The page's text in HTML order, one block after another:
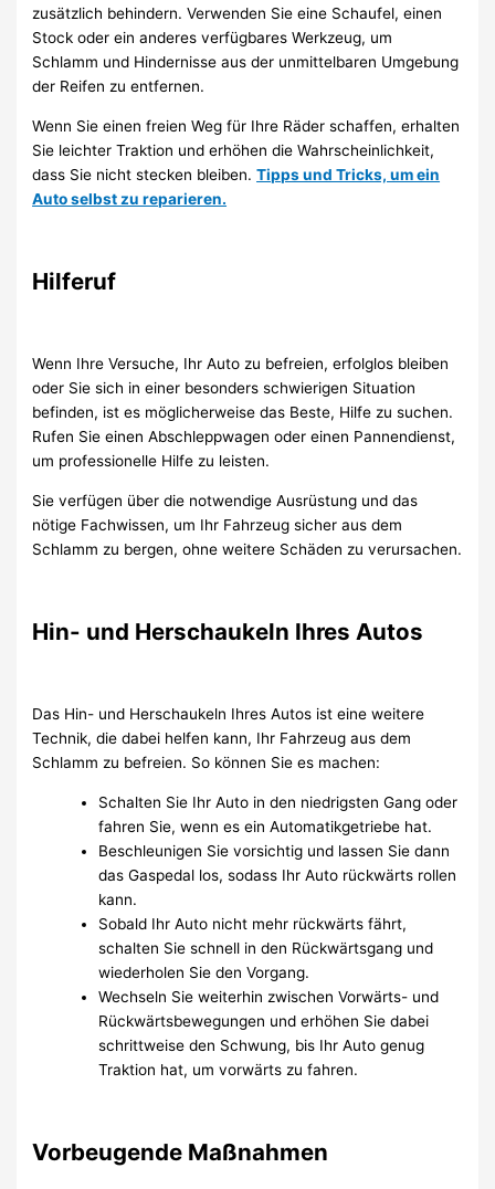
zusätzlich behindern. Verwenden Sie eine Schaufel, einen
Stock oder ein anderes verfügbares Werkzeug, um
Schlamm und Hindernisse aus der unmittelbaren Umgebung
der Reifen zu entfernen.
Wenn Sie einen freien Weg für Ihre Räder schaffen, erhalten
Sie leichter Traktion und erhöhen die Wahrscheinlichkeit,
dass Sie nicht stecken bleiben.Tipps und Tricks, um ein
Auto selbst zu reparieren.
Hilferuf
Wenn Ihre Versuche, Ihr Auto zu befreien, erfolglos bleiben
oder Sie sich in einer besonders schwierigen Situation
befinden, ist es möglicherweise das Beste, Hilfe zu suchen.
Rufen Sie einen Abschleppwagen oder einen Pannendienst,
um professionelle Hilfe zu leisten.
Sie verfügen über die notwendige Ausrüstung und das
nötige Fachwissen, um Ihr Fahrzeug sicher aus dem
Schlamm zu bergen, ohne weitere Schäden zu verursachen.
Hin- und Herschaukeln Ihres Autos
Das Hin- und Herschaukeln Ihres Autos ist eine weitere
Technik, die dabei helfen kann, Ihr Fahrzeug aus dem
Schlamm zu befreien. So können Sie es machen:
Schalten Sie Ihr Auto in den niedrigsten Gang oder
fahren Sie, wenn es ein Automatikgetriebe hat.
Beschleunigen Sie vorsichtig und lassen Sie dann
das Gaspedal los, sodass Ihr Auto rückwärts rollen
kann.
Sobald Ihr Auto nicht mehr rückwärts fährt,
schalten Sie schnell in den Rückwärtsgang und
wiederholen Sie den Vorgang.
Wechseln Sie weiterhin zwischen Vorwärts- und
Rückwärtsbewegungen und erhöhen Sie dabei
schrittweise den Schwung, bis Ihr Auto genug
Traktion hat, um vorwärts zu fahren.
Vorbeugende Maßnahmen